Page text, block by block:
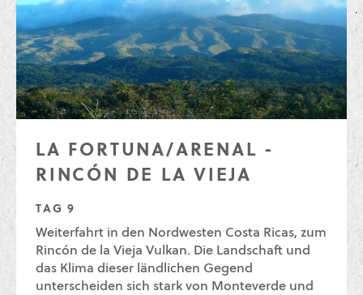
LA FORTUNA/ARENAL -
RINCÓN DE LA VIEJA
TAG 9
Weiterfahrt in den Nordwesten Costa Ricas, zum
Rincón de la Vieja Vulkan. Die Landschaft und
das Klima dieser ländlichen Gegend
unterscheiden sich stark von Monteverde und